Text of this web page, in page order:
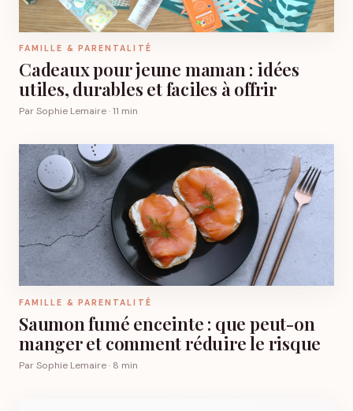
FAMILLE & PARENTALITÉ
Cadeaux pour jeune maman : idées
utiles, durables et faciles à offrir
Par Sophie Lemaire · 11 min
FAMILLE & PARENTALITÉ
Saumon fumé enceinte : que peut-on
manger et comment réduire le risque
Par Sophie Lemaire · 8 min